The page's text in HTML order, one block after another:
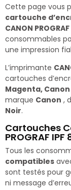
Cette page vous
cartouche
CANON PROGRAF
consommables
une impression
L’imprimante
cartouches
Magenta, Canon
marque Canon ,
Noir.
Cartouches
PROGRAF IPF
Tous les
compatibles
sont testés pour
ni message